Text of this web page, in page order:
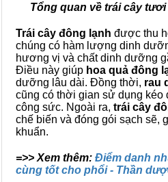
Tổng quan về trái cây
Trái cây đông lạnh được thu
chúng có hàm lượng dinh
hương vị và chất dinh dưỡng
Điều này giúp hoa quả đông
dưỡng lâu dài. Đồng thời, rau
cũng có thời gian sử dụng kéo
công sức. Ngoài ra, trái cây
chế biến và đóng gói sạch sẽ,
khuẩn.
=>> Xem thêm: Điểm danh
cùng tốt cho phổi - Thần